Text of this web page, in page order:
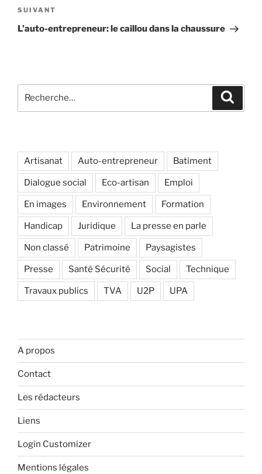
Article
suivant
SUIVANT
L’auto-entrepreneur: le caillou dans la chaussure
pour
Artisanat Auto-entrepreneur Batiment
Dialogue social Eco-artisan Emploi
En images Environnement Formation
Handicap Juridique La presse en parle
Non classé Patrimoine Paysagistes
Presse Santé Sécurité Social Technique
Travaux publics TVA U2P UPA
A propos
Contact
Les rédacteurs
Liens
Login Customizer
Mentions légales